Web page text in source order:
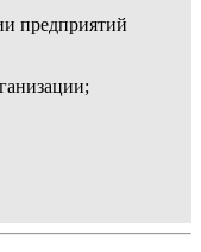
предприятий